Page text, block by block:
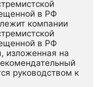
в РФ
компании
в РФ
изложенная на
руководством к